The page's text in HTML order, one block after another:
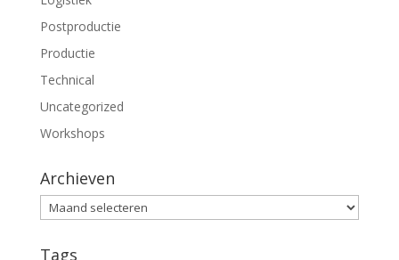
Postproductie
Productie
Technical
Uncategorized
Workshops
Archieven
Archieven
Tags